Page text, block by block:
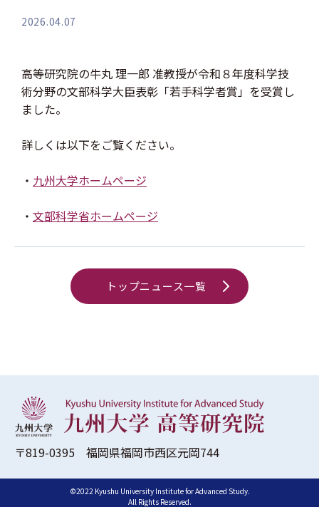
2026.04.07
高等研究院の牛丸 理一郎 准教授が令和８年度科学技
術分野の文部科学大臣表彰「若手科学者賞」を受賞し
ました。
詳しくは以下をご覧ください。
・ 九州大学ホームページ
・ 文部科学省ホームページ
トップニュース一覧
〒819-0395 福岡県福岡市西区元岡744
©2022 Kyushu University Institute for Advanced Study.
All Rights Reserved.